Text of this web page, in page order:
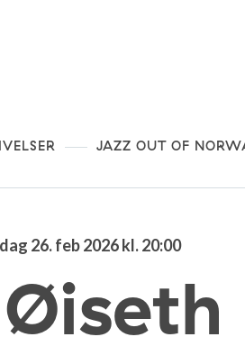
JAZZ OUT OF
26. feb 2026 kl. 20:00